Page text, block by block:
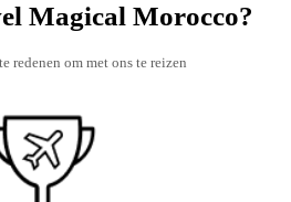
Magical Morocco?
redenen om met ons te reizen